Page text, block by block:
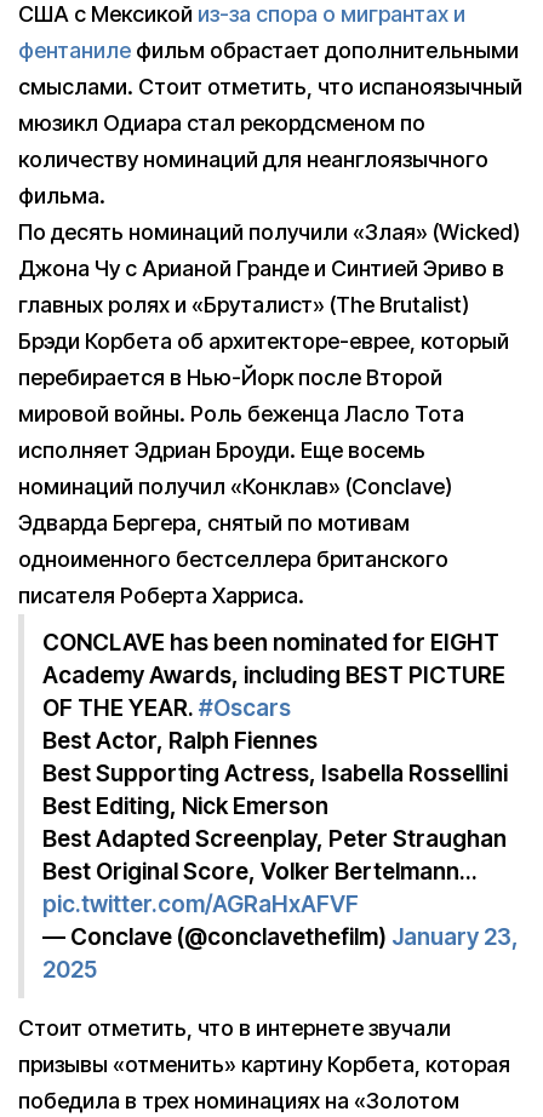
США с Мексикой из-за спора о мигрантах и
фентаниле фильм обрастает дополнительными
смыслами. Стоит отметить, что испаноязычный
мюзикл Одиара стал рекордсменом по
количеству номинаций для неанглоязычного
фильма.
По десять номинаций получили «Злая» (Wicked)
Джона Чу с Арианой Гранде и Синтией Эриво в
главных ролях и «Бруталист» (The Brutalist)
Брэди Корбета об архитекторе-еврее, который
перебирается в Нью-Йорк после Второй
мировой войны. Роль беженца Ласло Тота
исполняет Эдриан Броуди. Еще восемь
номинаций получил «Конклав» (Conclave)
Эдварда Бергера, снятый по мотивам
одноименного бестселлера британского
писателя Роберта Харриса.
CONCLAVE has been nominated for EIGHT
Academy Awards, including BEST PICTURE
OF THE YEAR. #Oscars
Best Actor, Ralph Fiennes
Best Supporting Actress, Isabella Rossellini
Best Editing, Nick Emerson
Best Adapted Screenplay, Peter Straughan
Best Original Score, Volker Bertelmann…
pic.twitter.com/AGRaHxAFVF
— Conclave (@conclavethefilm) January 23,
2025
Стоит отметить, что в интернете звучали
призывы «отменить» картину Корбета, которая
победила в трех номинациях на «Золотом